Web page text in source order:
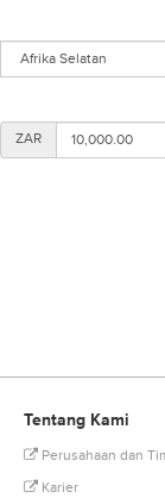
ZAR
Tentang Kami
Perusahaan dan
Karier